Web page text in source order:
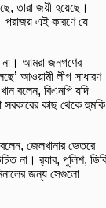
তারা জয়ী হয়েছে।
পরাজয় এই কারণে যে
না। আমরা জনগণের
আওয়ামী লীগ সাধারণ
বলেন, বিএনপি যদি
কাছ থেকে হুমকি
জেলখানার ভেতরে
না। র‌্যাব, পুলিশ, ডিবি
জন্য সেগুলো